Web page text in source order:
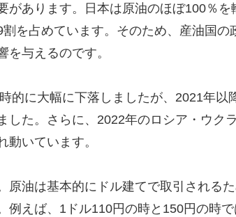
があります。日本は原油のほぼ100％を
を占めています。そのため、産油国の
与えるのです。
的に大幅に下落しましたが、2021年以
した。さらに、2022年のロシア・ウク
動いています。
原油は基本的にドル建てで取引される
例えば、1ドル110円の時と150円の時